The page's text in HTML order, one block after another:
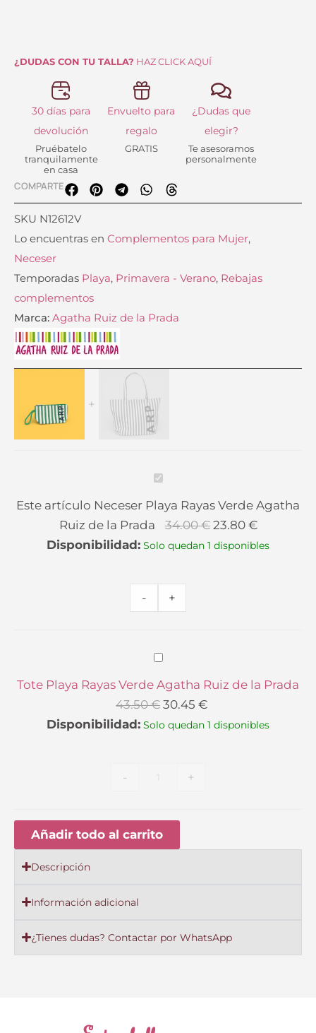
Prada
cantidad
¿DUDAS CON TU TALLA? HAZ CLICK AQUÍ
30 días para
devolución
Pruébatelo
tranquilamente
en casa
Envuelto para
regalo
GRATIS
¿Dudas que
elegir?
Te asesoramos
personalmente
COMPARTE
SKU N12612V
Lo encuentras en Complementos para Mujer,
Neceser
Temporadas Playa, Primavera - Verano, Rebajas
complementos
Marca: Agatha Ruiz de la Prada
Neceser
Playa
Rayas
Verde
Este artículo Neceser Playa Rayas Verde Agatha
Ruiz de la Prada
34.00€ 23.80 €
Disponibilidad: Solo quedan 1 disponibles
-
Playa
Ruiz
la
+
Tote
Playa
Rayas
Verde
Tote Playa Rayas Verde Agatha Ruiz de la Prada
43.50€ 30.45 €
Disponibilidad: Solo quedan 1 disponibles
-
Playa
Rayas
Verde
Ruiz
la
+
Añadir todo al carrito
Descripción
Información adicional
¿Tienes dudas? Contactar por WhatsApp